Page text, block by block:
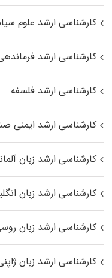
کارشناسی ارشد علوم
کارشناسی ارشد
کارشناسی ارشد فلسفه
کارشناسی ارشد ایمنی
کارشناسی ارشد زبان
کارشناسی ارشد زبان
کارشناسی ارشد زبان
کارشناسی ارشد زبان